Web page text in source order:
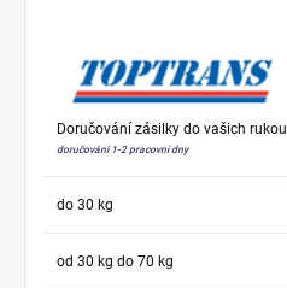
Doručování zásilky do vašich rukou
doručování 1-2 pracovní dny
do 30 kg
od 30 kg do 70 kg